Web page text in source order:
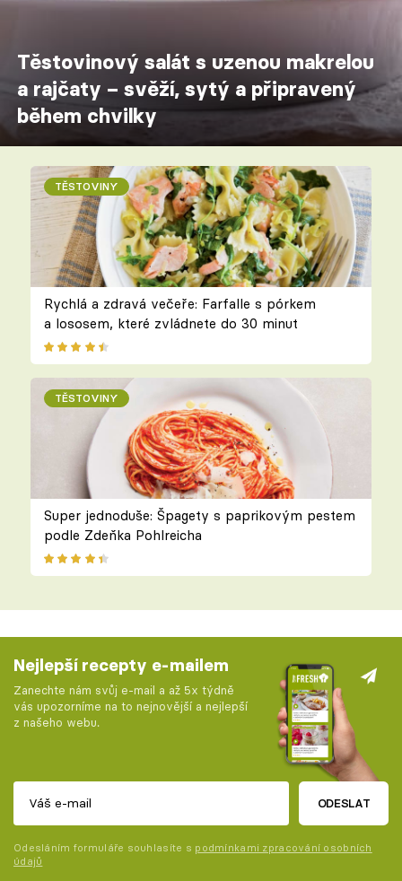
Těstovinový salát s uzenou makrelou
a rajčaty – svěží, sytý a připravený
během chvilky
TĚSTOVINY
Rychlá a zdravá večeře: Farfalle s pórkem
a lososem, které zvládnete do 30 minut
TĚSTOVINY
Super jednoduše: Špagety s paprikovým pestem
podle Zdeňka Pohlreicha
Nejlepší recepty e-mailem
Zanechte nám svůj e-mail a až 5x týdně
vás upozorníme na to nejnovější a nejlepší
z našeho webu.
ODESLAT
Odesláním formuláře souhlasíte s podmínkami zpracování osobních
údajů